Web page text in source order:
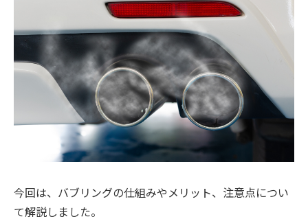
今回は、バブリングの仕組みやメリット、注意点につい
て解説しました。